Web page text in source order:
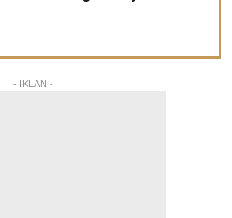
- IKLAN -